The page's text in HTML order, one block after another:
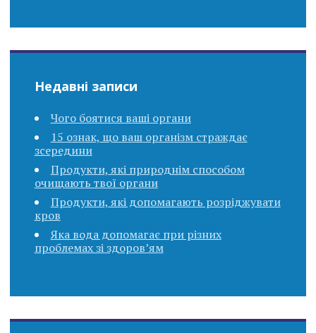
Недавні записи
Чого боятися ваші органи
15 ознак, що ваш організм страждає
зсередини
Продукти, які природнім способом
очищають твої органи
Продукти, які допомагають розріджувати
кров
Яка вода допомагає при різних
проблемах зі здоров’ям